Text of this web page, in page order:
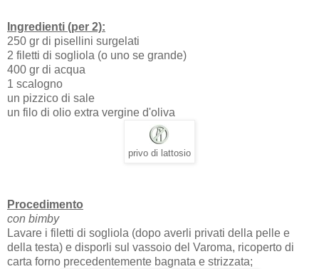
Ingredienti (per 2):
250 gr di pisellini surgelati
2 filetti di sogliola (o uno se grande)
400 gr di acqua
1 scalogno
un pizzico di sale
un filo di olio extra vergine d'oliva
privo di lattosio
Procedimento
con bimby
Lavare i filetti di sogliola (dopo averli privati della pelle e
della testa) e disporli sul vassoio del Varoma, ricoperto di
carta forno precedentemente bagnata e strizzata;